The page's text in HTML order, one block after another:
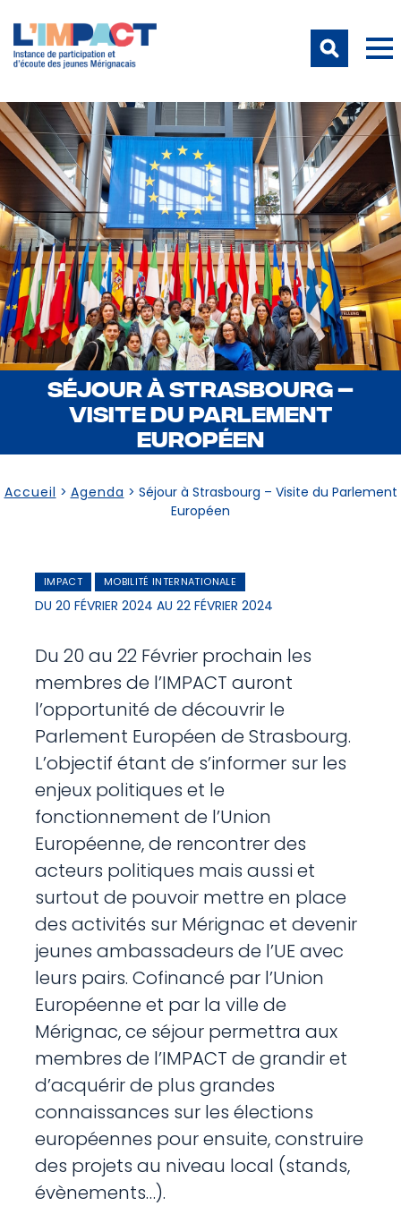
SÉJOUR À STRASBOURG –
VISITE DU PARLEMENT
EUROPÉEN
Accueil > Agenda > Séjour à Strasbourg – Visite du Parlement
Européen
IMPACT MOBILITÉ INTERNATIONALE
DU 20 FÉVRIER 2024 AU 22 FÉVRIER 2024
Du 20 au 22 Février prochain les
membres de l’IMPACT auront
l’opportunité de découvrir le
Parlement Européen de Strasbourg.
L’objectif étant de s’informer sur les
enjeux politiques et le
fonctionnement de l’Union
Européenne, de rencontrer des
acteurs politiques mais aussi et
surtout de pouvoir mettre en place
des activités sur Mérignac et devenir
jeunes ambassadeurs de l’UE avec
leurs pairs. Cofinancé par l’Union
Européenne et par la ville de
Mérignac, ce séjour permettra aux
membres de l’IMPACT de grandir et
d’acquérir de plus grandes
connaissances sur les élections
européennes pour ensuite, construire
des projets au niveau local (stands,
évènements…).